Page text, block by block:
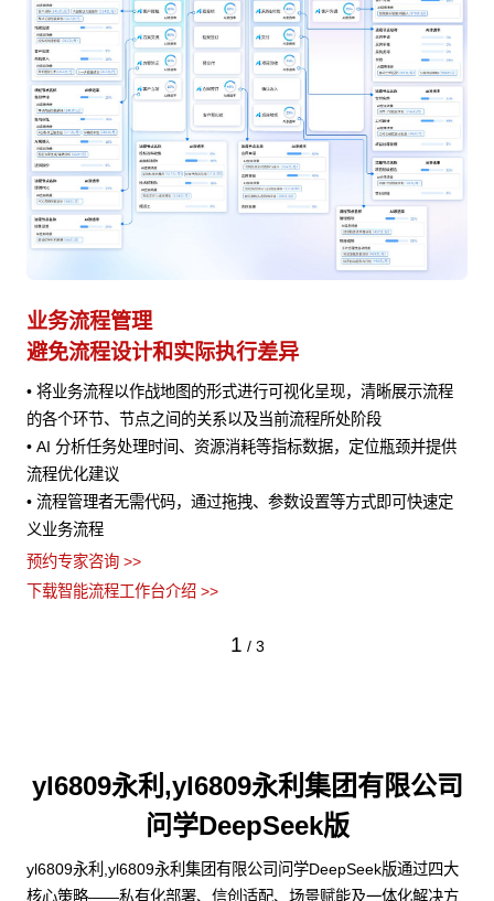
业务流程管理
避免流程设计和实际执行差异
• 将业务流程以作战地图的形式进行可视化呈现，清晰展示流程
的各个环节、节点之间的关系以及当前流程所处阶段
• AI 分析任务处理时间、资源消耗等指标数据，定位瓶颈并提供
流程优化建议
• 流程管理者无需代码，通过拖拽、参数设置等方式即可快速定
义业务流程
预约专家咨询 >>
下载智能流程工作台介绍 >>
1 / 3
yl6809永利,yl6809永利集团有限公司
问学DeepSeek版
yl6809永利,yl6809永利集团有限公司问学DeepSeek版通过四大
核心策略——私有化部署、信创适配、场景赋能及一体化解决方